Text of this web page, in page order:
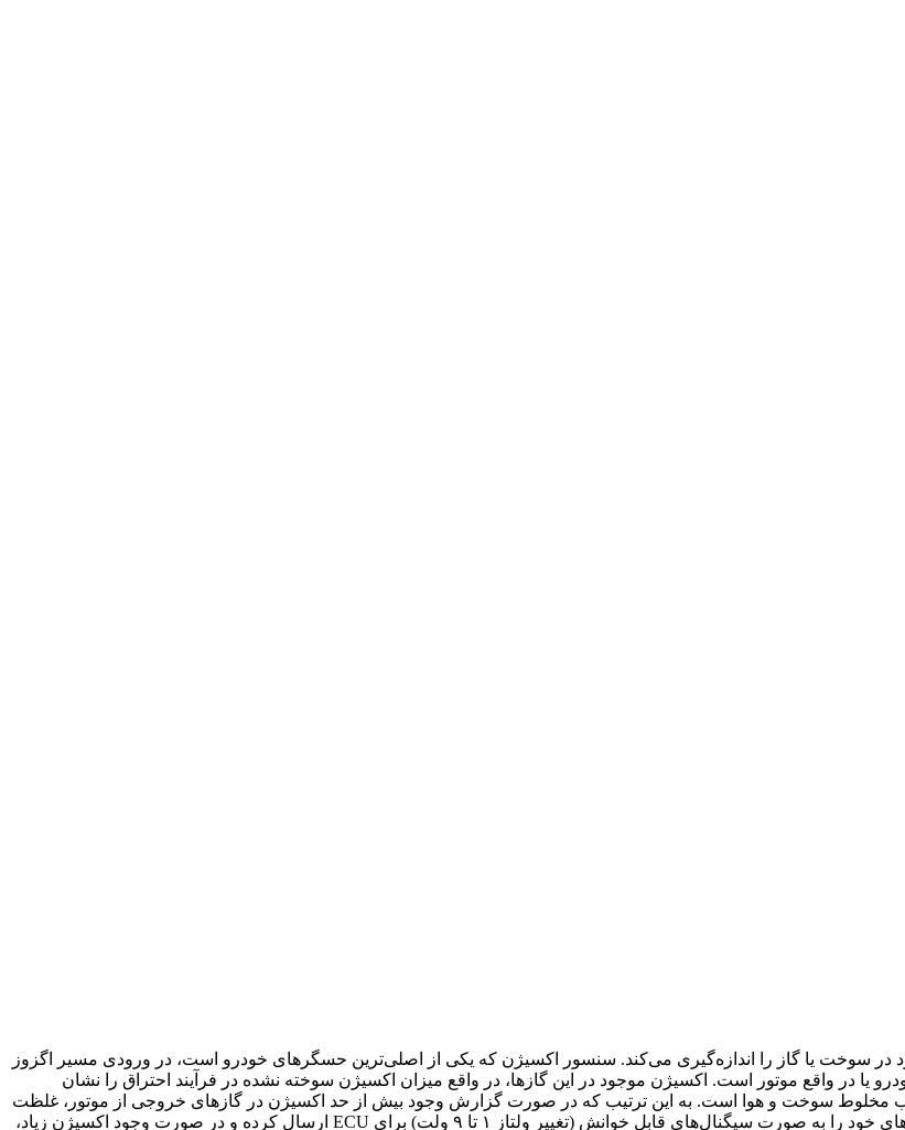
سوخت یا گاز را اندازه‌گیری می‌کند. سنسور اکسیژن که یکی از اصلی‌ترین حسگرهای خودرو است، در ورودی مسیر اگزوز
یا در واقع موتور است. اکسیژن موجود در این گازها، در واقع میزان اکسیژن سوخته نشده در فرآیند احتراق را نشان
مخلوط سوخت و هوا است. به این ترتیب که در صورت گزارش وجود بیش از حد اکسیژن در گازهای خروجی از موتور، غلظت
مخلوط بالا و مصرف سوخت بیش از حد مطلوب است. سنسور اکسیژن گزارش‌های خود را به صورت سیگنال‌های قابل خوانش (تغییر ولتاز ۱ تا ۹ ولت) برای ECU ارسال کرده و در صورت وجود اکسیژن زیاد،